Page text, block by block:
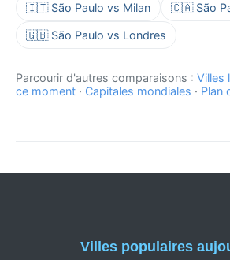
🇮🇹 São Paulo vs Milan 🇨🇦 São
🇬🇧 São Paulo vs Londres
Parcourir d'autres comparaisons : Villes
ce moment · Capitales mondiales · Plan
Villes populaires